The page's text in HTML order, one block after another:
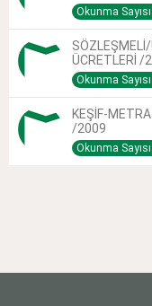
Okunma
ÜCRETLERİ /
Okunma
KEŞİF-
/2009
Okunma